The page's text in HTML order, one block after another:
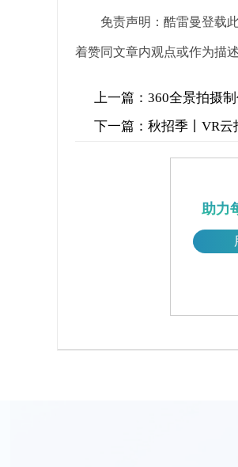
免责声明：酷雷曼登载
着赞同文章内观点或作为描
上一篇： 360全景拍摄
下一篇： 秋招季丨VR云
助力